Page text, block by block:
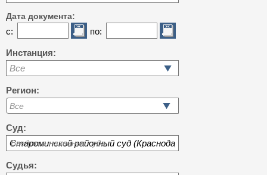
Дата документа:
с: по:
Инстанция:
Все
Регион:
Суд:
Введите название суда
Судья: